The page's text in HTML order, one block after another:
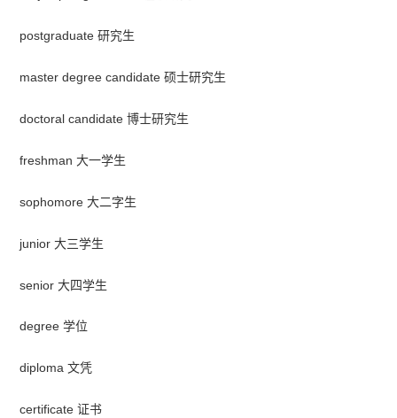
postgraduate 研究生
master degree candidate 硕士研究生
doctoral candidate 博士研究生
freshman 大一学生
sophomore 大二字生
junior 大三学生
senior 大四学生
degree 学位
diploma 文凭
certificate 证书